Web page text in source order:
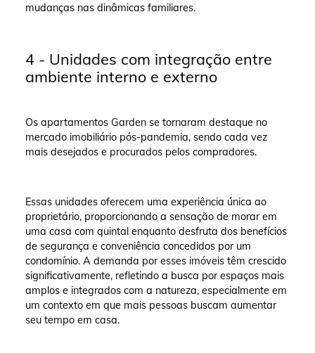
mudanças nas dinâmicas familiares.
4 - Unidades com integração entre
ambiente interno e externo
Os apartamentos Garden se tornaram destaque no
mercado imobiliário pós-pandemia, sendo cada vez
mais desejados e procurados pelos compradores.
Essas unidades oferecem uma experiência única ao
proprietário, proporcionando a sensação de morar em
uma casa com quintal enquanto desfruta dos benefícios
de segurança e conveniência concedidos por um
condomínio. A demanda por esses imóveis têm crescido
significativamente, refletindo a busca por espaços mais
amplos e integrados com a natureza, especialmente em
um contexto em que mais pessoas buscam aumentar
seu tempo em casa.